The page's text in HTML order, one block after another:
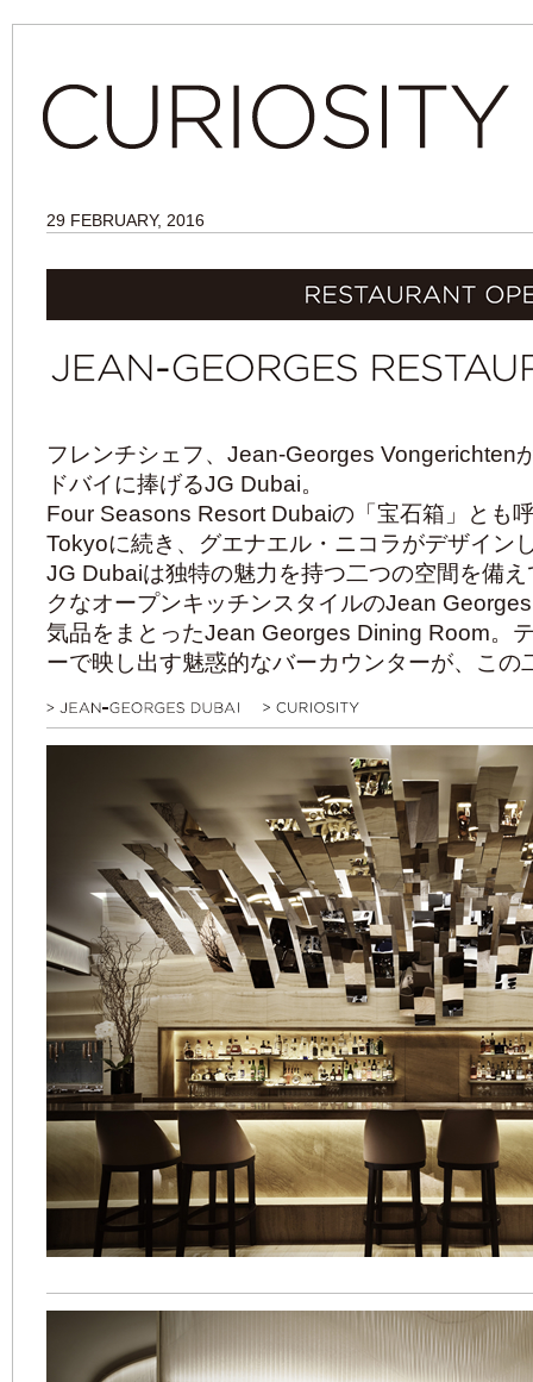
29 FEBRUARY, 2016
フレンチシェフ、Jean-Georges Vongerichten
ドバイに捧げるJG Dubai。
Four Seasons Resort Dubaiの「宝石箱」とも
Tokyoに続き、グエナエル・ニコラがデザイン
JG Dubaiは独特の魅力を持つ二つの空間を備
クなオープンキッチンスタイルのJean
気品をまとったJean Georges Dining Room。
ーで映し出す魅惑的なバーカウンターが、この